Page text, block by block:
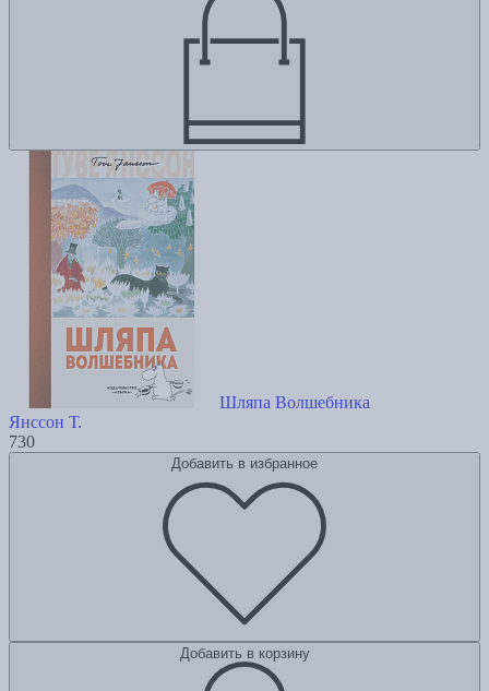
Шляпа Волшебника
Янссон Т.
730
Добавить в избранное
Добавить в корзину